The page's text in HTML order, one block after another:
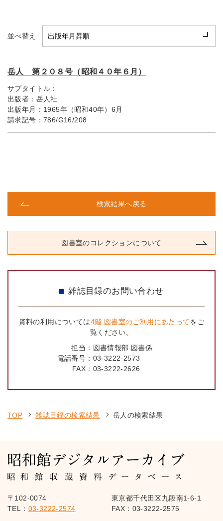
並べ替え
岳人 第２０８号（昭和４０年６月）
サブタイトル：
出版者： 岳人社
出版年月： 1965年（昭和40年）6月
請求記号： 786/G16/208
検索結果へ戻る
図書室のコレクションについて
雑誌目録のお問い合わせ
資料の利用については4階 図書室のご利用にあたってをご
覧ください。
担当： 図書情報部 図書係
電話番号： 03-3222-2573
FAX： 03-3222-2626
TOP 雑誌目録の検索結果 岳人の検索結果
〒102-0074
東京都千代田区九段南1-6-1
TEL： 03-3222-2574 FAX：03-3222-2575